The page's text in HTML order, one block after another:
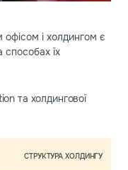
і холдингом є
способах їх
та холдингової
СТРУКТУРА ХОЛДИНГУ